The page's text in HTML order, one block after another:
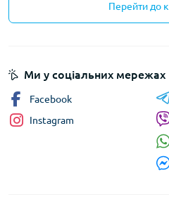
Перейти до
Ми у соціальних мережах
Facebook
Instagram